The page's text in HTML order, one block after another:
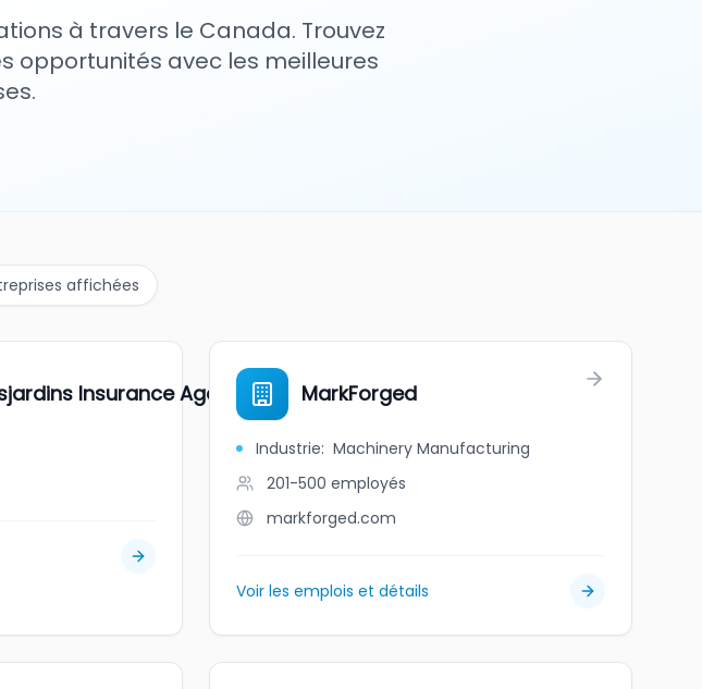
à travers le Canada. Trouvez
opportunités avec les meilleures
affichées
Insurance Agent MarkForged
Industrie: Machinery Manufacturing
201-500 employés
markforged.com
Voir les emplois et détails